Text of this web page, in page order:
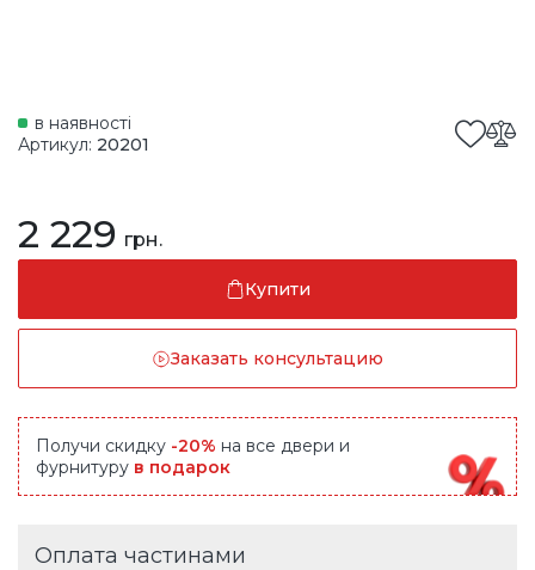
в наявності
Артикул: 20201
2 229 грн.
Купити
Заказать консультацию
Получи скидку -20% на все двери и
фурнитуру в подарок
Оплата частинами